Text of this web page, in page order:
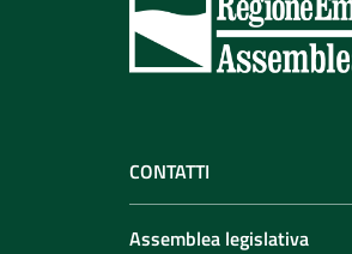
CONTATTI
Assemblea legislativa